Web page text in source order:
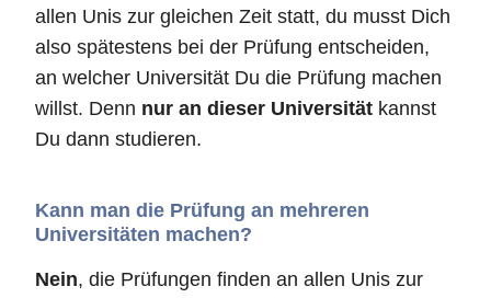
allen Unis zur gleichen Zeit statt, du musst Dich
also spätestens bei der Prüfung entscheiden,
an welcher Universität Du die Prüfung machen
willst. Denn nur an dieser Universität kannst
Du dann studieren.
Kann man die Prüfung an mehreren
Universitäten machen?
Nein, die Prüfungen finden an allen Unis zur